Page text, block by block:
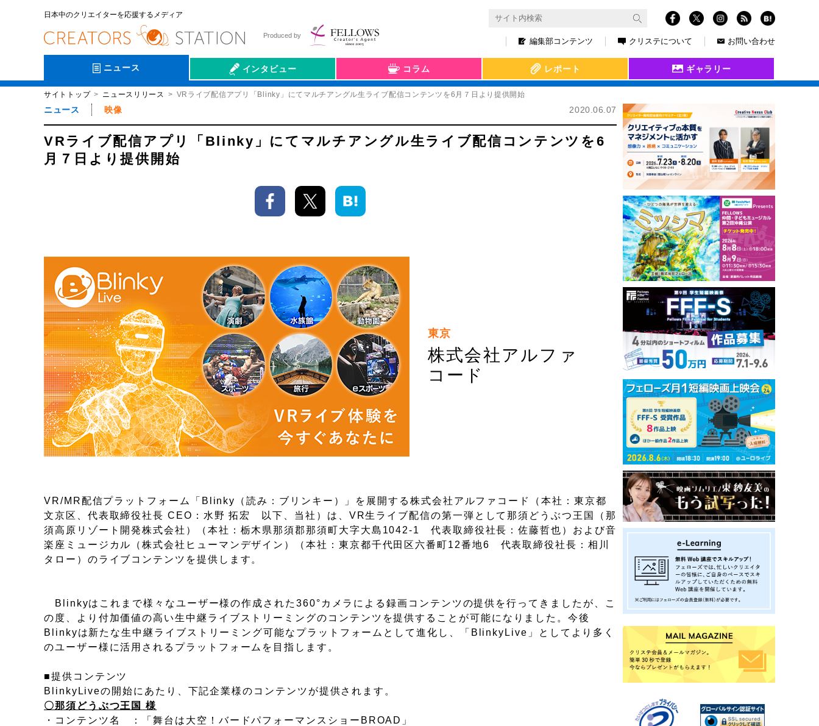
日本中のクリエイターを応援するメディア
編集部コンテンツ クリステについて お問い合わせ
Produced by
ニュース インタビュー
会社伝
コラム レポート ギャラリー
サイトトップ ニュースリリース VRライブ配信アプリ「Blinky」にてマルチアングル生ライブ配信コンテンツを6月７日より提供開始
ニュース 映像 2020.06.07
VRライブ配信アプリ「Blinky」にてマルチアングル生ライブ配信コンテンツを6
月７日より提供開始
東京
株式会社アルファ
コード
VR/MR配信プラットフォーム「Blinky（読み：ブリンキー）」を展開する株式会社アルファコード（本社：東京都
文京区、代表取締役社長 CEO：水野 拓宏 以下、当社）は、VR生ライブ配信の第一弾として那須どうぶつ王国（那
須高原リゾート開発株式会社）（本社：栃木県那須郡那須町大字大島1042-1 代表取締役社長：佐藤哲也）および音
楽座ミュージカル（株式会社ヒューマンデザイン）（本社：東京都千代田区六番町12番地6 代表取締役社長：相川
タロー）のライブコンテンツを提供します。
Blinkyはこれまで様々なユーザー様の作成された360°カメラによる録画コンテンツの提供を行ってきましたが、こ
の度、より付加価値の高い生中継ライブストリーミングのコンテンツを提供することが可能になりました。今後
Blinkyは新たな生中継ライブストリーミング可能なプラットフォームとして進化し、「BlinkyLive」としてより多く
のユーザー様に活用されるプラットフォームを目指します。
■提供コンテンツ
BlinkyLiveの開始にあたり、下記企業様のコンテンツが提供されます。
〇那須どうぶつ王国
様
・コンテンツ名 ：「舞台は大空！バードパフォーマンスショーBROAD」